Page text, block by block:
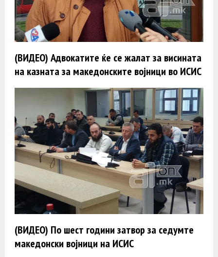
(ВИДЕО) Адвокатите ќе се жалат за висината
на казната за македонските војници во ИСИС
(ВИДЕО) По шест години затвор за седумте
македонски војници на ИСИС